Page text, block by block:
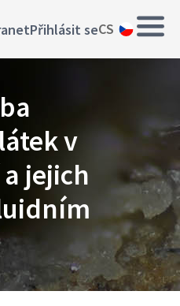
Main
Přihlásit seCS
v
jejich